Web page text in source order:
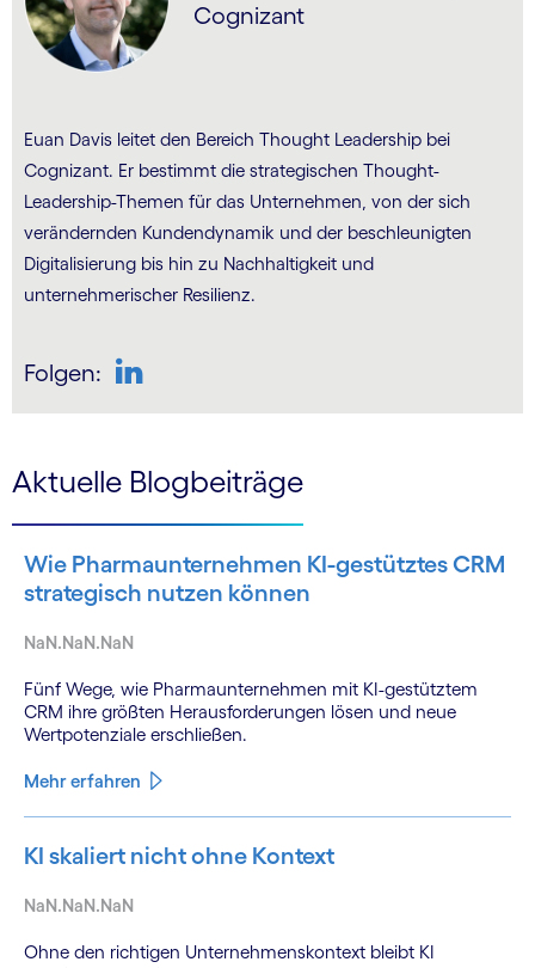
Cognizant
Euan Davis leitet den Bereich Thought Leadership bei
Cognizant. Er bestimmt die strategischen Thought-
Leadership-Themen für das Unternehmen, von der sich
verändernden Kundendynamik und der beschleunigten
Digitalisierung bis hin zu Nachhaltigkeit und
unternehmerischer Resilienz.
Folgen:
Aktuelle Blogbeiträge
Wie Pharmaunternehmen KI-gestütztes CRM
strategisch nutzen können
NaN.NaN.NaN
Fünf Wege, wie Pharmaunternehmen mit KI-gestütztem
CRM ihre größten Herausforderungen lösen und neue
Wertpotenziale erschließen.
Mehr erfahren
KI skaliert nicht ohne Kontext
NaN.NaN.NaN
Ohne den richtigen Unternehmenskontext bleibt KI